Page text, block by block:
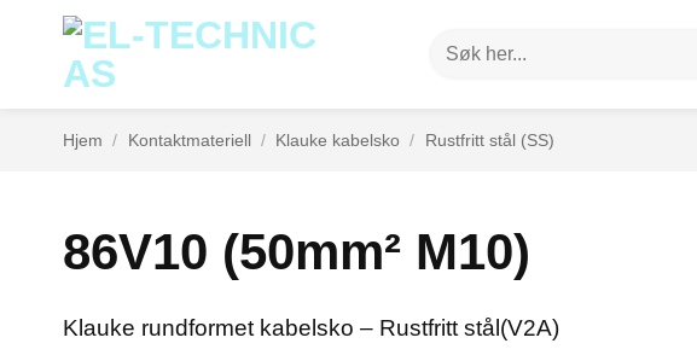
content
Søk
Hjem / Kontaktmateriell / Klauke kabelsko / Rustfritt stål (SS)
86V10 (50mm² M10)
Klauke rundformet kabelsko – Rustfritt stål(V2A)